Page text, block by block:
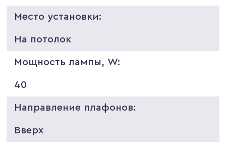
Место установки:
На потолок
Мощность лампы, W:
40
Направление плафонов:
Вверх